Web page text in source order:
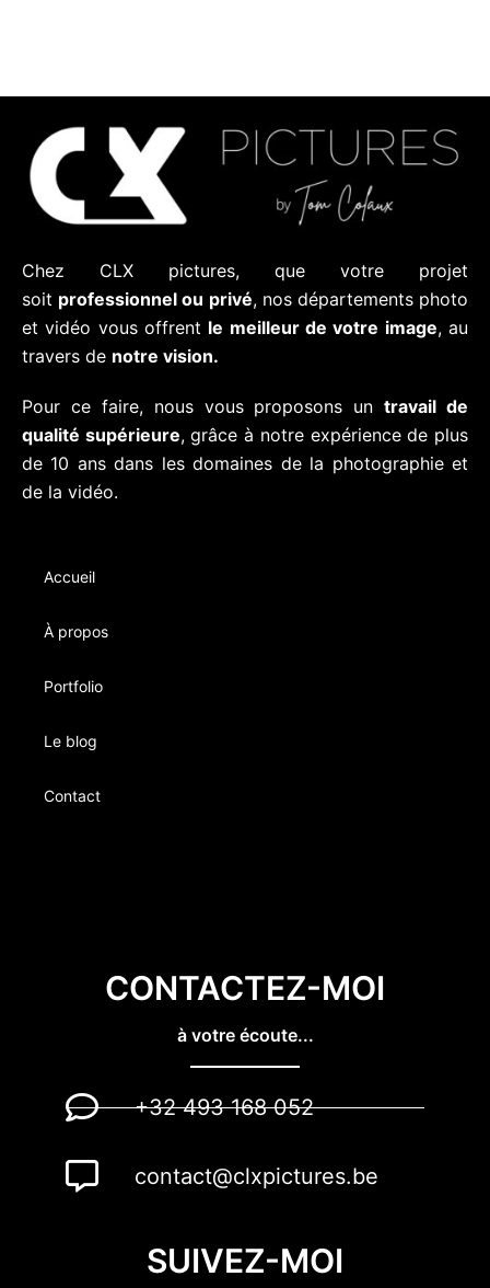
Chez CLX pictures, que votre projet
soit professionnel ou privé, nos départements photo
et vidéo vous offrent le meilleur de votre image, au
travers de notre vision.
Pour ce faire, nous vous proposons untravail de
qualité supérieure, grâce à notre expérience de plus
de 10 ans dans les domaines de la photographie et
de la vidéo.
Accueil
À propos
Portfolio
Le blog
Contact
CONTACTEZ-MOI
à votre écoute...
+32 493 168 052
contact@clxpictures.be
SUIVEZ-MOI